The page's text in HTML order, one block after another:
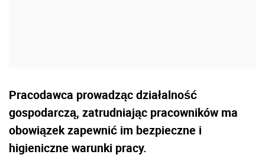
Pracodawca prowadząc działalność
gospodarczą, zatrudniając pracowników ma
obowiązek zapewnić im bezpieczne i
higieniczne warunki pracy.